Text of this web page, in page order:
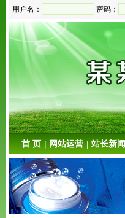
用户名： 密码：
首 页 | 网站运营 |站长新闻